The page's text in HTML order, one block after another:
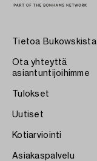
Tietoa Bukowskista
Ota yhteyttä
asiantuntijoihimme
Tulokset
Uutiset
Kotiarviointi
Asiakaspalvelu